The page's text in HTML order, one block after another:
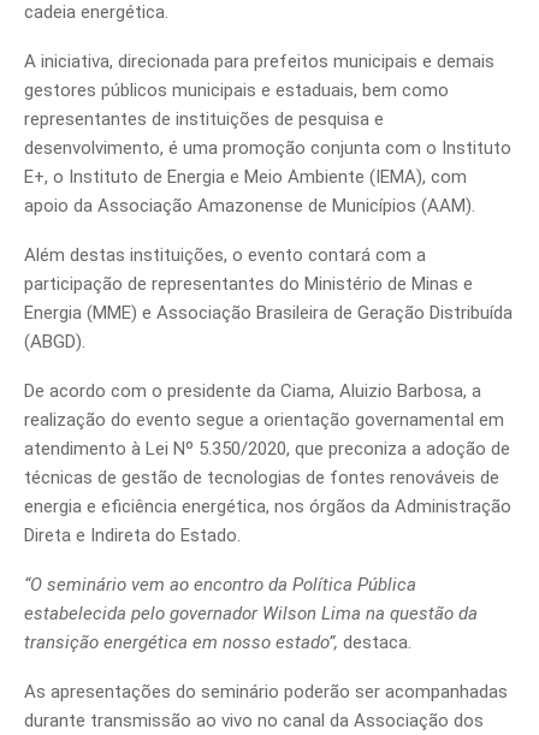
cadeia energética.
A iniciativa, direcionada para prefeitos municipais e demais
gestores públicos municipais e estaduais, bem como
representantes de instituições de pesquisa e
desenvolvimento, é uma promoção conjunta com o Instituto
E+, o Instituto de Energia e Meio Ambiente (IEMA), com
apoio da Associação Amazonense de Municípios (AAM).
Além destas instituições, o evento contará com a
participação de representantes do Ministério de Minas e
Energia (MME) e Associação Brasileira de Geração Distribuída
(ABGD).
De acordo com o presidente da Ciama, Aluizio Barbosa, a
realização do evento segue a orientação governamental em
atendimento à Lei Nº 5.350/2020, que preconiza a adoção de
técnicas de gestão de tecnologias de fontes renováveis de
energia e eficiência energética, nos órgãos da Administração
Direta e Indireta do Estado.
“O seminário vem ao encontro da Política Pública
estabelecida pelo governador Wilson Lima na questão da
transição energética em nosso estado”, destaca.
As apresentações do seminário poderão ser acompanhadas
durante transmissão ao vivo no canal da Associação dos